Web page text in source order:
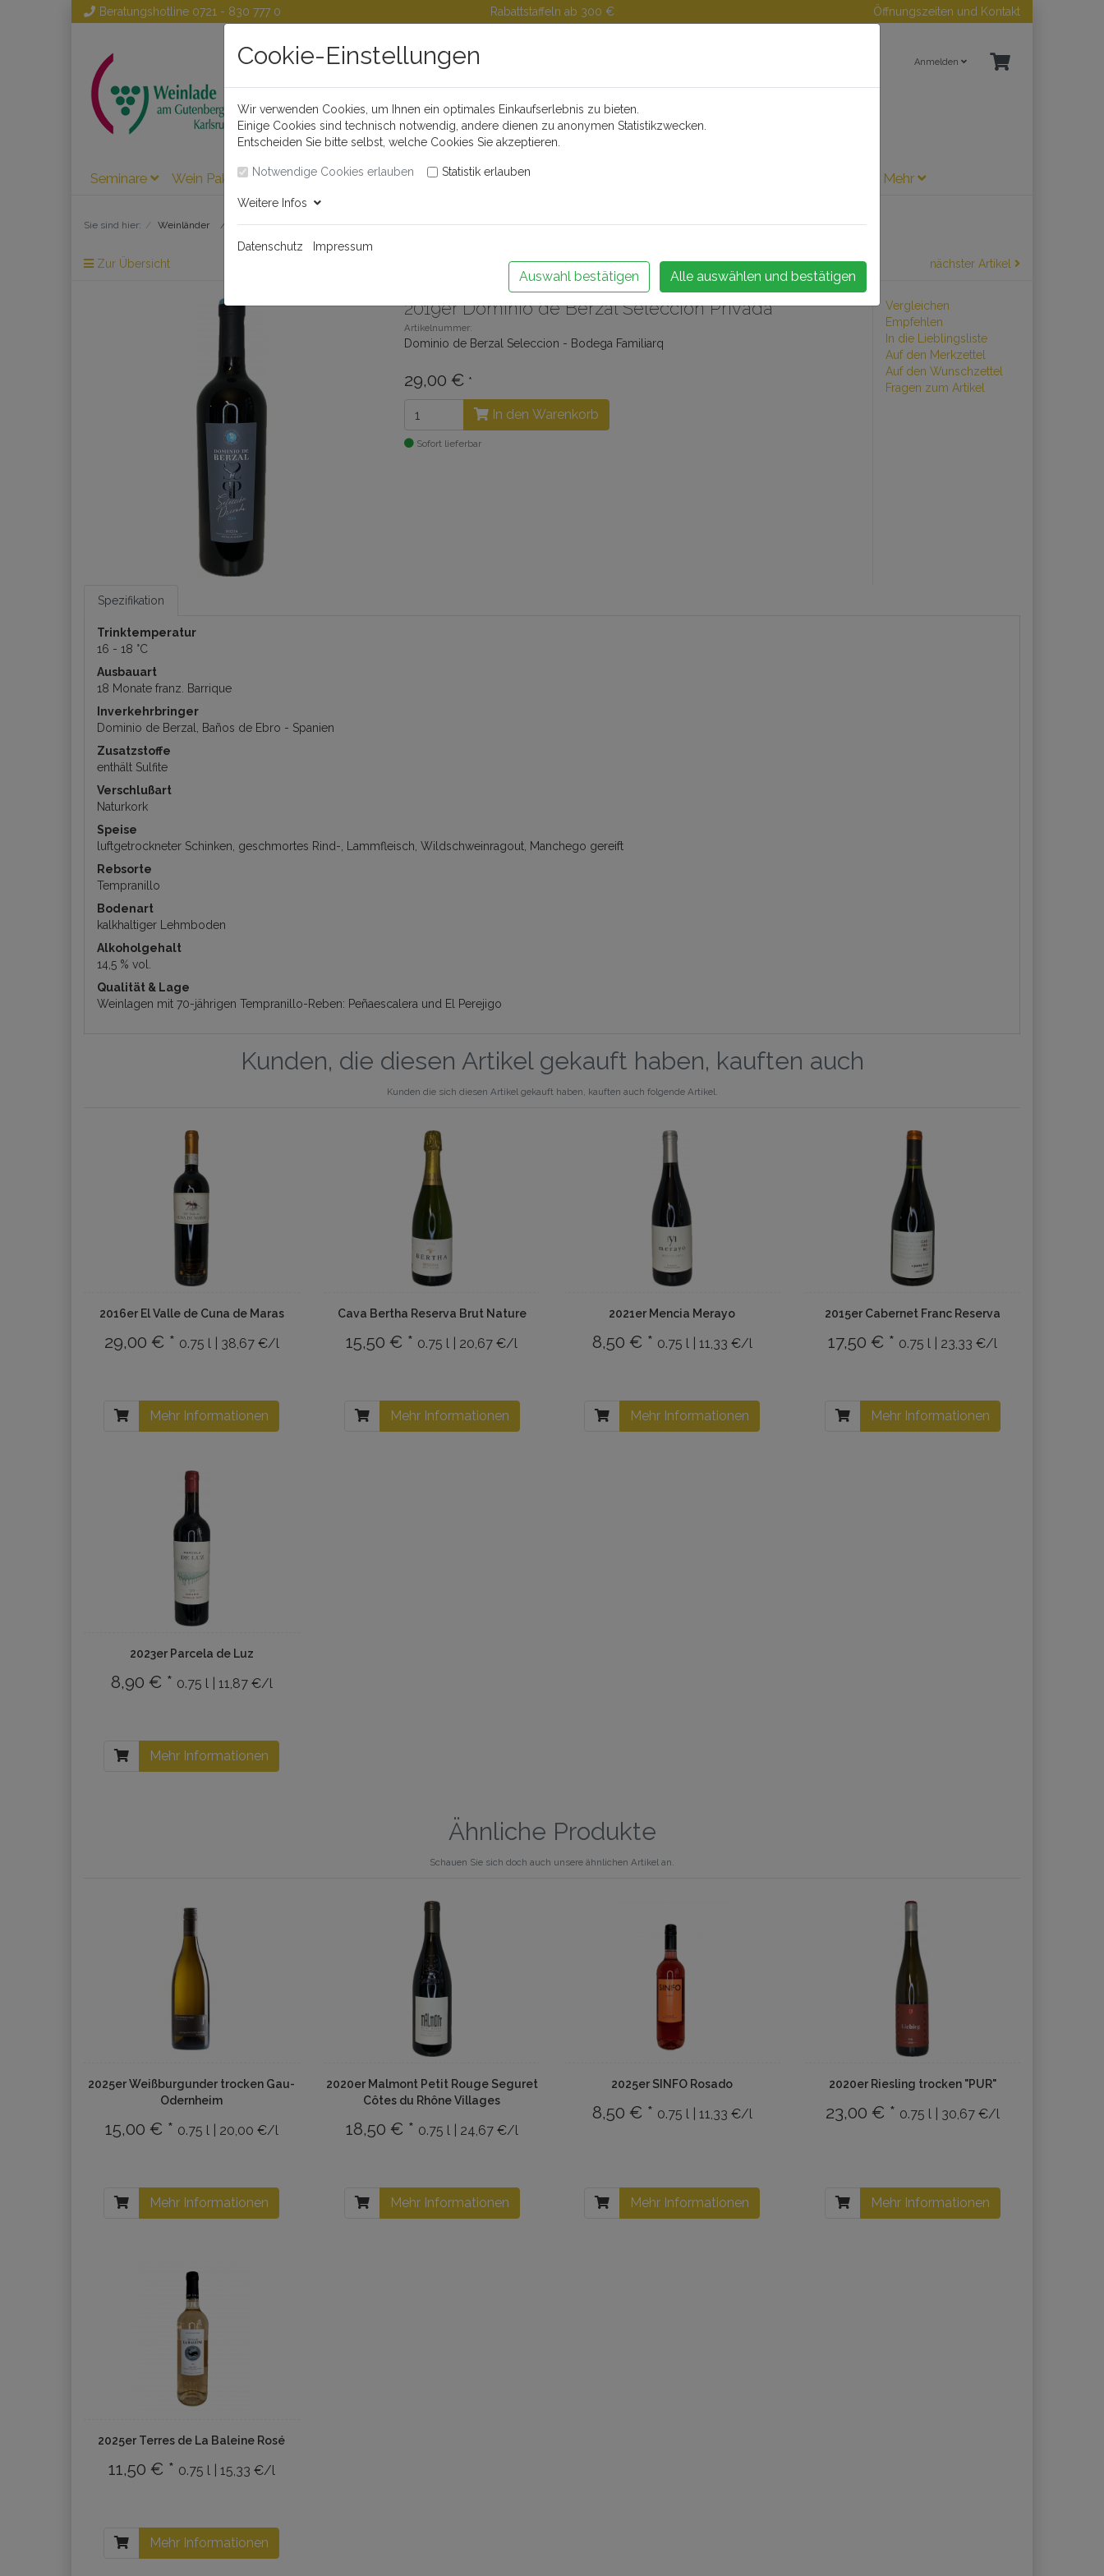
Beratungshotline 0721 - 830 777 0 Rabattstaffeln ab 300 € Öffnungszeiten und Kontakt
Anmelden
Buchen Sie Ihr Weinseminar!
Seminare Wein Pakete Wein Weinländer Feinkost Alkoholfreie Getränke Mehr
Sie sind hier: Weinländer Spanien
Zur Übersicht Artikel 22 von 67 nächster Artikel
2019er Dominio de Berzal Selección Privada
Artikelnummer:
Dominio de Berzal Seleccion - Bodega Familiarq
29,00 € *
In den Warenkorb
Sofort lieferbar
Vergleichen
Empfehlen
In die Lieblingsliste
Auf den Merkzettel
Auf den Wunschzettel
Fragen zum Artikel
Spezifikation
Trinktemperatur
16 - 18 °C
Ausbauart
18 Monate franz. Barrique
Inverkehrbringer
Dominio de Berzal, Baños de Ebro - Spanien
Zusatzstoffe
enthält Sulfite
Verschlußart
Naturkork
Speise
luftgetrockneter Schinken, geschmortes Rind-, Lammfleisch, Wildschweinragout, Manchego gereift
Rebsorte
Tempranillo
Bodenart
kalkhaltiger Lehmboden
Alkoholgehalt
14,5 % vol.
Qualität & Lage
Weinlagen mit 70-jährigen Tempranillo-Reben: Peñaescalera und El Perejigo
Kunden, die diesen Artikel gekauft haben, kauften auch
Kunden die sich diesen Artikel gekauft haben, kauften auch folgende Artikel.
2016er El Valle de Cuna de Maras
29,00 € * 0.75 l | 38,67 €/l
Mehr Informationen
Cava Bertha Reserva Brut Nature
15,50 € * 0.75 l | 20,67 €/l
Mehr Informationen
2021er Mencia Merayo
8,50 € * 0.75 l | 11,33 €/l
Mehr Informationen
2015er Cabernet Franc Reserva
17,50 € * 0.75 l | 23,33 €/l
Mehr Informationen
2023er Parcela de Luz
8,90 € * 0.75 l | 11,87 €/l
Mehr Informationen
Ähnliche Produkte
Schauen Sie sich doch auch unsere ähnlichen Artikel an.
2025er Weißburgunder trocken Gau-
Odernheim
15,00 € * 0.75 l | 20,00 €/l
Mehr Informationen
2020er Malmont Petit Rouge Seguret
Côtes du Rhône Villages
18,50 € * 0.75 l | 24,67 €/l
Mehr Informationen
2025er SINFO Rosado
8,50 € * 0.75 l | 11,33 €/l
Mehr Informationen
2020er Riesling trocken "PUR"
23,00 € * 0.75 l | 30,67 €/l
Mehr Informationen
2025er Terres de La Baleine Rosé
11,50 € * 0.75 l | 15,33 €/l
Mehr Informationen
Cookie-Einstellungen
Wir verwenden Cookies, um Ihnen ein optimales Einkaufserlebnis zu bieten.
Einige Cookies sind technisch notwendig, andere dienen zu anonymen Statistikzwecken.
Entscheiden Sie bitte selbst, welche Cookies Sie akzeptieren.
Notwendige Cookies erlauben Statistik erlauben
Weitere Infos
Datenschutz Impressum
Auswahl bestätigen Alle auswählen und bestätigen